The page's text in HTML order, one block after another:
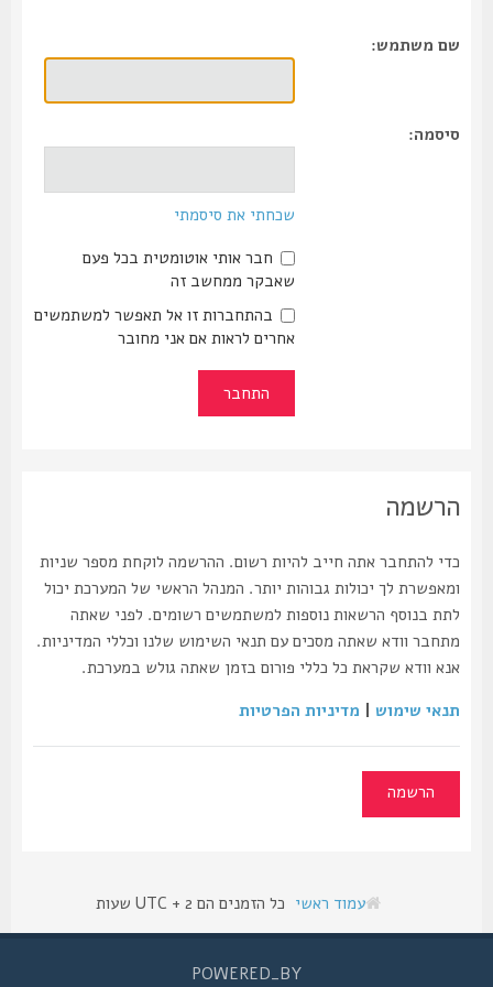
שם משתמש:
סיסמה:
שכחתי את סיסמתי
חבר אותי אוטומטית בכל פעם
שאבקר ממחשב זה
בהתחברות זו אל תאפשר למשתמשים
אחרים לראות אם אני מחובר
הרשמה
כדי להתחבר אתה חייב להיות רשום. ההרשמה לוקחת מספר שניות
ומאפשרת לך יכולות גבוהות יותר. המנהל הראשי של המערכת יכול
לתת בנוסף הרשאות נוספות למשתמשים רשומים. לפני שאתה
מתחבר וודא שאתה מסכים עם תנאי השימוש שלנו וכללי המדיניות.
אנא וודא שקראת כל כללי פורום בזמן שאתה גולש במערכת.
תנאי שימוש|מדיניות הפרטיות
הרשמה
עמוד ראשי כל הזמנים הם UTC + 2 שעות
POWERED_BY